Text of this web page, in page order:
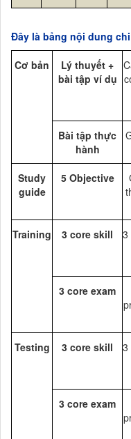
Đây là bảng nội dung
Cơ bản
Lý thuyết +
bài tập ví dụ
Bài tập thực
hành
Study
guide
5 Objective
Training 3 core skill
3
3 core exam
Testing 3 core skill
3
3 core exam